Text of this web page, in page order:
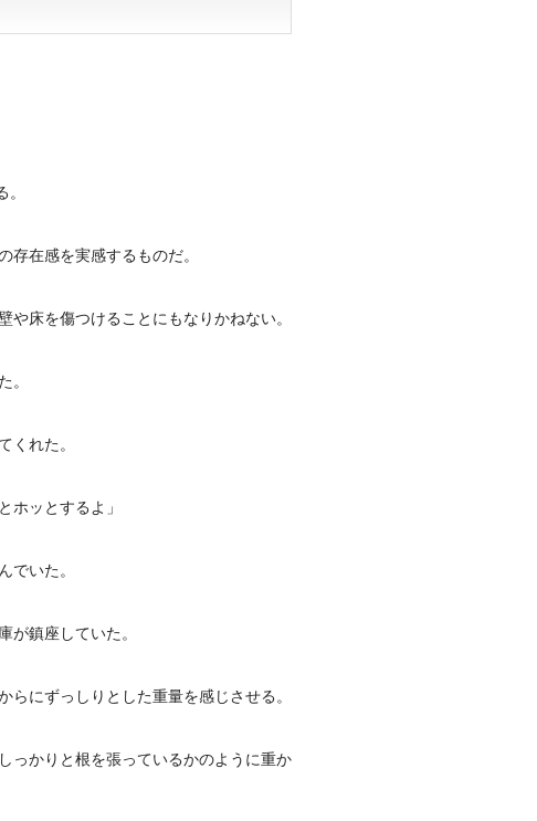
存在感を実感するものだ。
床を傷つけることにもなりかねない。
。
くれた。
ホッとするよ」
でいた。
が鎮座していた。
にずっしりとした重量を感じさせる。
っかりと根を張っているかのように重か